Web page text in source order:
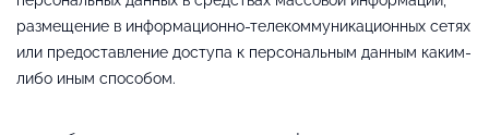
размещение в информационно-телекоммуникационных сетях
или предоставление доступа к персональным данным каким-
либо иным способом.